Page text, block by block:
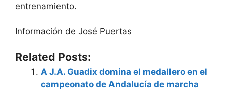
entrenamiento.
Información de José Puertas
Related Posts:
A J.A. Guadix domina el medallero en el
campeonato de Andalucía de marcha